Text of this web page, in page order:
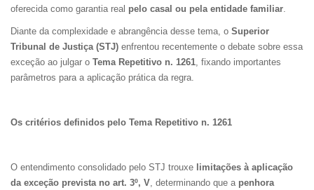
oferecida como garantia real pelo casal ou pela entidade familiar.
Diante da complexidade e abrangência desse tema, o Superior
Tribunal de Justiça (STJ) enfrentou recentemente o debate sobre essa
exceção ao julgar o Tema Repetitivo n. 1261, fixando importantes
parâmetros para a aplicação prática da regra.
Os critérios definidos pelo Tema Repetitivo n. 1261
O entendimento consolidado pelo STJ trouxe limitações à aplicação
da exceção prevista no art. 3º, V, determinando que a penhora